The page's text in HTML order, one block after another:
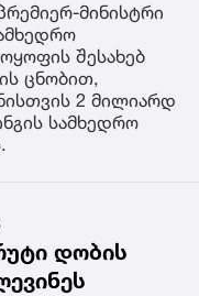
მინისტრი
შესახებ
ცნობით,
2 მილიარდ
სამხედრო
დობის